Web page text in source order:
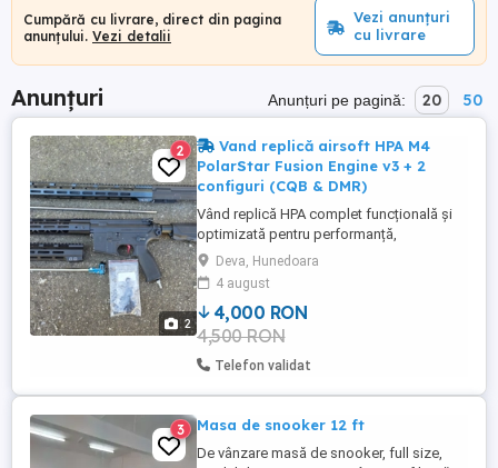
Cumpără cu livrare, direct din pagina
anunțului. Vezi detalii
Vezi anunțuri
cu livrare
Anunțuri Anunțuri pe pagină: 20 50
2
2
Vand replică airsoft HPA M4
PolarStar Fusion Engine v3 + 2
configuri (CQB & DMR)
Vând replică HPA complet funcțională și
optimizată pentru performanță,
compatibilă cu orice setup de joc: CQB,
Assault sau DMR. Configurație generală:
Body Krytac robust cu două uppere
dedicate: Upper 10 cu handguard tactic
configurat pentru CQB assault Upper 18
cu handguard lung configurat ...
Deva, Hunedoara
4 august
4,000 RON
4,500 RON
Telefon validat
3 Masa de snooker 12 ft
De vânzare masă de snooker, full size,